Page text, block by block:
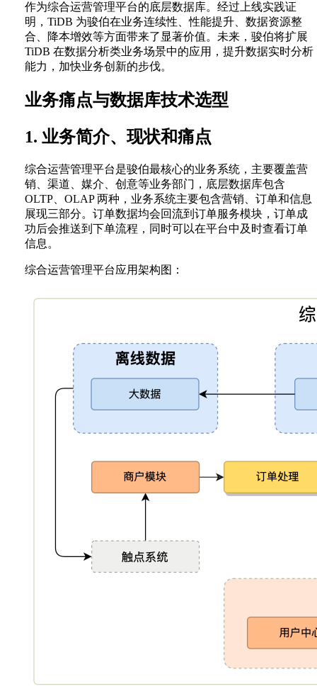
作为综合运营管理平台的底层数据库。经过上线实践证
明，TiDB 为骏伯在业务连续性、性能提升、数据资源整
合、降本增效等方面带来了显著价值。未来，骏伯将扩展
TiDB 在数据分析类业务场景中的应用，提升数据实时分析
能力，加快业务创新的步伐。
业务痛点与数据库技术选型
1. 业务简介、现状和痛点
综合运营管理平台是骏伯最核心的业务系统，主要覆盖营
销、渠道、媒介、创意等业务部门，底层数据库包含
OLTP、OLAP 两种，业务系统主要包含营销、订单和信息
展现三部分。订单数据均会回流到订单服务模块，订单成
功后会推送到下单流程，同时可以在平台中及时查看订单
信息。
综合运营管理平台应用架构图：